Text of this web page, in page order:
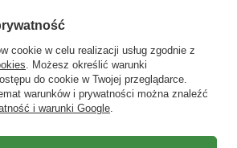
cookie w celu realizacji usług zgodnie z
. Możesz określić warunki
do cookie w Twojej przeglądarce.
warunków i prywatności można znaleźć
i warunki Google.